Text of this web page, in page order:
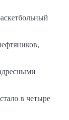
в четыре